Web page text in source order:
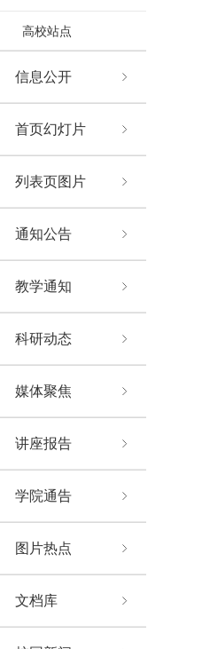
高校站点
信息公开
首页幻灯片
列表页图片
通知公告
教学通知
科研动态
媒体聚焦
讲座报告
学院通告
图片热点
文档库